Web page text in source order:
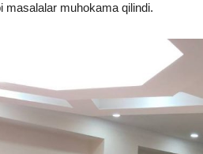
masalalar muhokama qilindi.